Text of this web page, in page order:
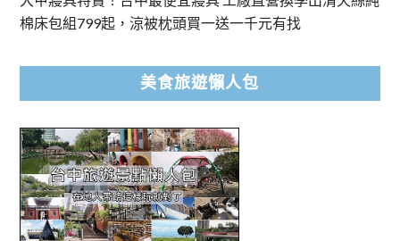
棉床包組799起，涼被枕頭買一送一千元有找
美食旅遊懶人包